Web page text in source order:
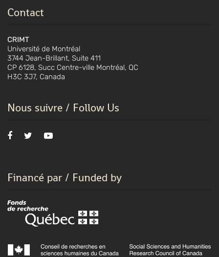
Contact
CRIMT
Université de Montréal
3744 Jean-Brillant, Suite 411
CP 6128, Succ Centre-ville Montréal, QC
H3C 3J7, Canada
Nous suivre / Follow Us
Financé par / Funded by